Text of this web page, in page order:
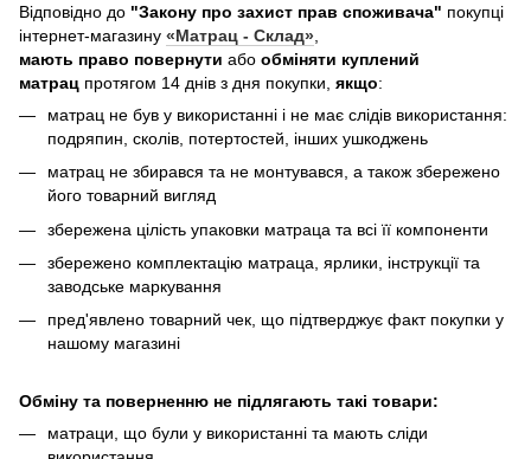
Відповідно до "Закону про захист прав споживача" покупці
інтернет-магазину «Матрац - Склад»
мають право повернути або обміняти куплений
матрац протягом 14 днів з дня покупки, якщо:
матрац не був у використанні і не має слідів використання:
подряпин, сколів, потертостей, інших ушкоджень
матрац не збирався та не монтувався, а також збережено
його товарний вигляд
збережена цілість упаковки матраца та всі її компоненти
збережено комплектацію матраца, ярлики, інструкції та
заводське маркування
пред'явлено товарний чек, що підтверджує факт покупки у
нашому магазині
Обміну та поверненню не підлягають такі товари:
матраци, що були у використанні та мають сліди